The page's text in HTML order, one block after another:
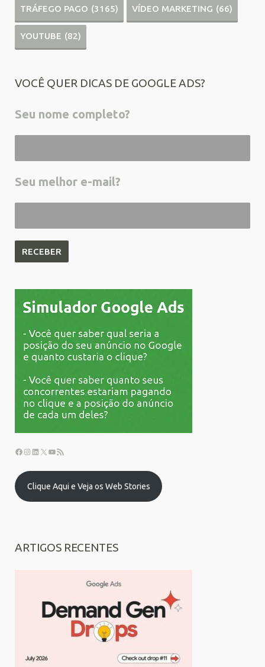
TRÁFEGO PAGO (3165) VÍDEO MARKETING (66)
YOUTUBE (82)
VOCÊ QUER DICAS DE GOOGLE ADS?
Seu nome completo?
Seu melhor e-mail?
Clique Aqui e Veja os Web Stories
ARTIGOS RECENTES